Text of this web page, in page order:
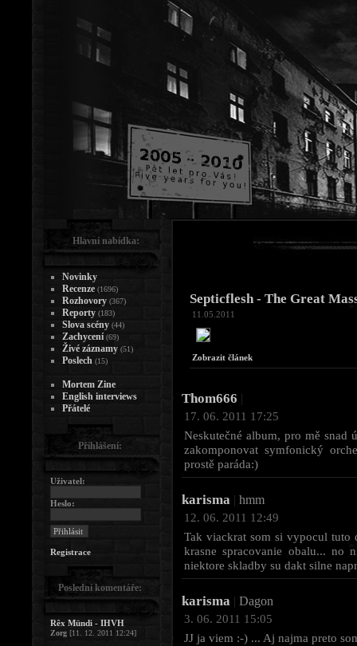
Septicflesh - The Great
11.05.2011
Zobrazit článek
Thom666 |
17. 06. 2011 17:25
Neskutečné album, pro mě snad
zakomponovat symfonický
prostě paráda:)
karisma | hmm
12. 06. 2011 12:49
Tak viackrat som si vypocul tuto
krasne spracovanie obalu... no
niektore skladby su dakt silne
karisma | Dagon
3. 06. 2011 15:05
JJ ja viem :-) ... Aj najma preto
Hlavní nabídka:
Novinky
Recenze (1696)
Rozhovory (367)
Reporty (183)
Slova scény (44)
Zachycení (69)
Živé záznamy (51)
Poslech (15)
Mortem Zine
English interviews
Přátelé
Přihlášení:
Uživatel:
Heslo:
Registrace
Poslední komentáře:
Rêx Mündi - IHVH
Zorg [11. 12. 2011 12:24]